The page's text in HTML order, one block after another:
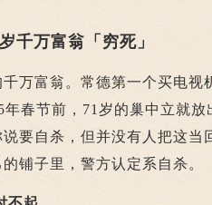
千万富翁「穷死」
富翁。常德第一个买电视
春节前，71岁的巢中立就放
要自杀，但并没有人把这当
铺子里，警方认定系自杀。